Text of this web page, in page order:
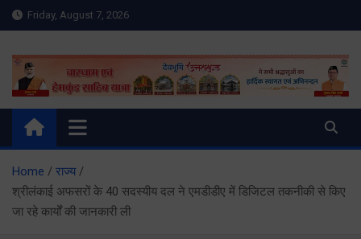
Skip
to
Friday, August 7, 2026
Meru Raibar | Uttarakhand
News | Uttarkashi News
meruraibar.com
Home
राज्य
श्रीलंकाई अफसरों के 40 सदस्यीय दल ने एमडीडीए में डिजिटल तकनीकी से किए
जा रहे कार्यों की जानकारी ली